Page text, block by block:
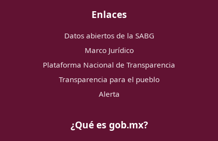
Enlaces
Datos abiertos de la SABG
Marco Jurídico
Plataforma Nacional de Transparencia
Transparencia para el pueblo
Alerta
¿Qué es gob.mx?